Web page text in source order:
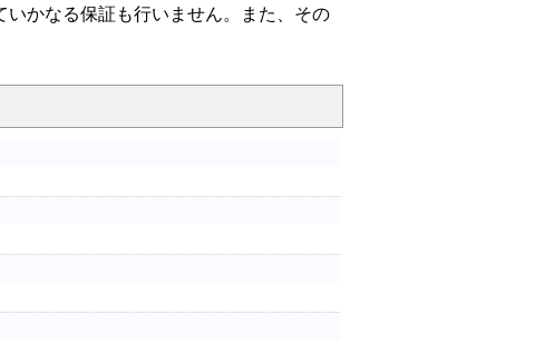
かなる保証も行いません。また、その